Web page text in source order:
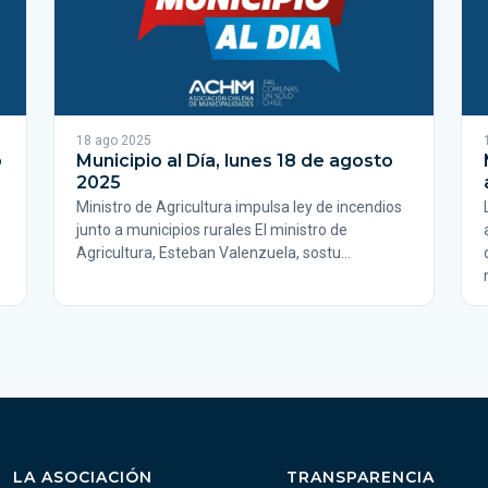
18 ago 2025
Municipio al Día, lunes 18 de agosto
2025
Ministro de Agricultura impulsa ley de incendios
junto a municipios rurales El ministro de
Agricultura, Esteban Valenzuela, sostu…
LA ASOCIACIÓN TRANSPARENCIA